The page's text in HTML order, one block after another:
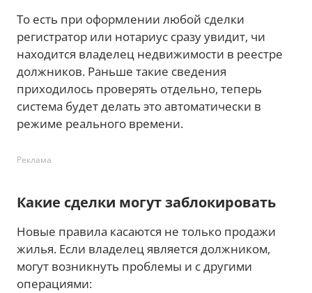
То есть при оформлении любой сделки
регистратор или нотариус сразу увидит, чи
находится владелец недвижимости в реестре
должников. Раньше такие сведения
приходилось проверять отдельно, теперь
система будет делать это автоматически в
режиме реального времени.
Реклама
Какие сделки могут заблокировать
Новые правила касаются не только продажи
жилья. Если владелец является должником,
могут возникнуть проблемы и с другими
операциями: